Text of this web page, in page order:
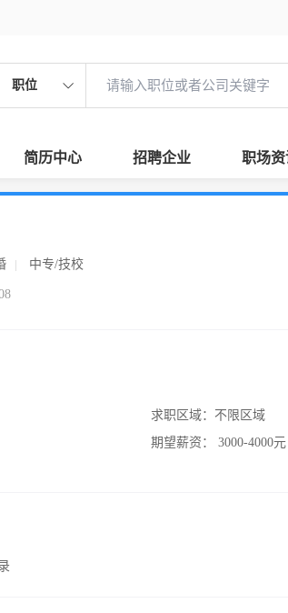
职位
简历中心 招聘企业 职场资
中专/技校
求职区域： 不限区域
期望薪资：
3000-4000元